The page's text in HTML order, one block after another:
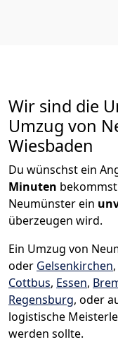
Wir sind die
Umzug von
Wiesbaden
Du wünschst ein
Minuten
Neumünster ein
überzeugen wird.
Ein Umzug von
oder Gelsenkirchen,
Cottbus, Essen,
Regensburg, oder
logistische
werden sollte.